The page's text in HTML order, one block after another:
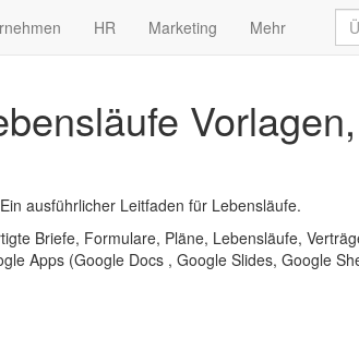
HR Marketing Mehr
ausführlicher Leitfaden für Lebensläufe.
Briefe, Formulare, Pläne, Lebensläufe,
Apps (Google Docs , Google Slides, Google